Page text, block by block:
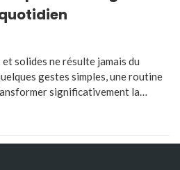
et solides ne résulte jamais du
gestes simples, une routine
significativement la…